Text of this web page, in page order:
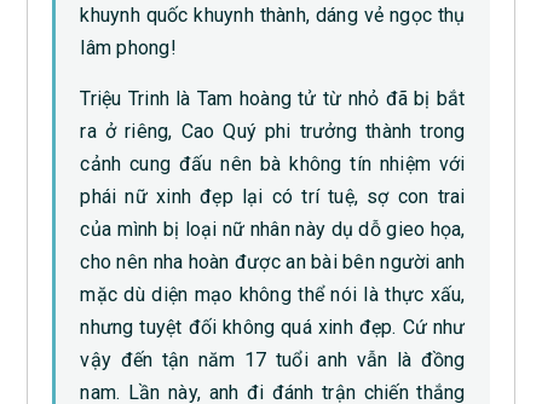
khuynh quốc khuynh thành, dáng vẻ ngọc thụ
lâm phong!
Triệu Trinh là Tam hoàng tử từ nhỏ đã bị bắt
ra ở riêng, Cao Quý phi trưởng thành trong
cảnh cung đấu nên bà không tín nhiệm với
phái nữ xinh đẹp lại có trí tuệ, sợ con trai
của mình bị loại nữ nhân này dụ dỗ gieo họa,
cho nên nha hoàn được an bài bên người anh
mặc dù diện mạo không thể nói là thực xấu,
nhưng tuyệt đối không quá xinh đẹp. Cứ như
vậy đến tận năm 17 tuổi anh vẫn là đồng
nam. Lần này, anh đi đánh trận chiến thắng